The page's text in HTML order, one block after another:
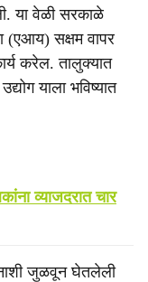
या वेळी सरकाळे
(एआय) सक्षम वापर
करेल. तालुक्यात
उद्योग याला भविष्यात
व्याजदरात चार
जुळवून घेतलेली